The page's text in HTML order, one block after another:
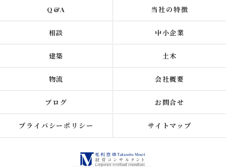
Q&A 当社の特徴
相談 中小企業
建築 土木
物流 会社概要
ブログ お問合せ
プライバシーポリシー サイトマップ